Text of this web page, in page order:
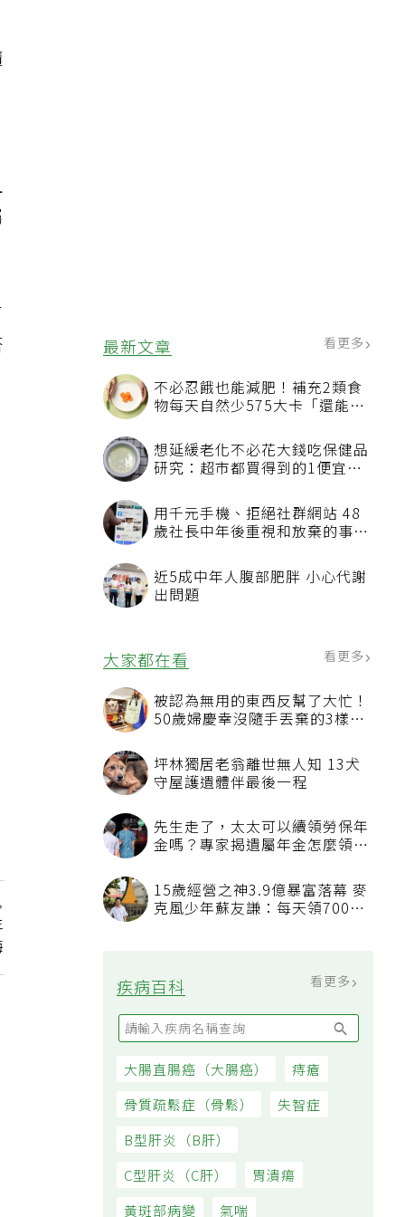
最新文章 看更多
不必忍餓也能減肥！補充2類食
物每天自然少575大卡「還能吃
想延緩老化不必花大錢吃保健品
研究：超市都買得到的1便宜食
用千元手機、拒絕社群網站 48
歲社長中年後重視和放棄的事：
近5成中年人腹部肥胖 小心代謝
出問題
大家都在看
被認為無用的東西反幫了大忙！
50歲婦慶幸沒隨手丟棄的3樣物
坪林獨居老翁離世無人知 13犬
守屋護遺體伴最後一程
先生走了，太太可以續領勞保年
15歲經營之神3.9億暴富落幕 麥
克風少年蘇友謙：每天領700元
疾病百科